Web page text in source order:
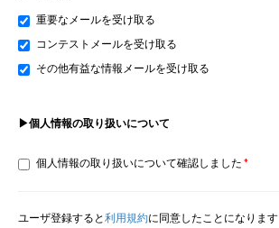
重要なメールを受け取る
コンテストメールを受け取る
その他有益な情報メールを受け取る
▶個人情報の取り扱いについて
個人情報の取り扱いについて確認しました
ユーザ登録すると利用規約に同意したことになります